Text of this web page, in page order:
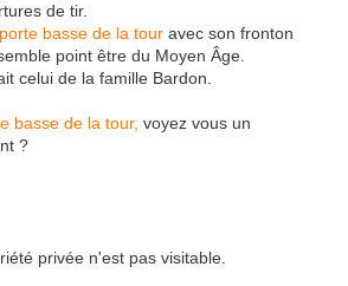
de tir.
basse de la tour avec son fronton
point être du Moyen Âge.
celui de la famille Bardon.
basse de la tour, voyez vous un
?
privée n'est pas visitable.